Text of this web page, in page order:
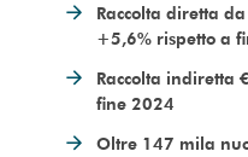
Raccolta diretta
+5,6% rispetto a
Raccolta indiretta
fine 2024
Oltre 147 mila